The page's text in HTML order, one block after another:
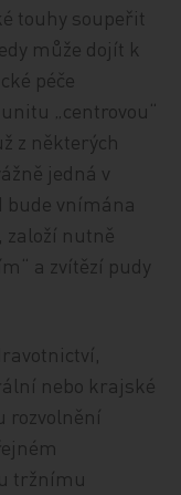
touhy soupeřit
může dojít k
péče
„centrovou“
z některých
jedná v
bude vnímána
založí nutně
a zvítězí pudy
nebo krajské
rozvolnění
tržnímu